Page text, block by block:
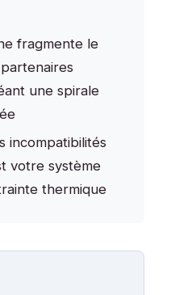
fragmente le
une spirale
incompatibilités
votre système
thermique